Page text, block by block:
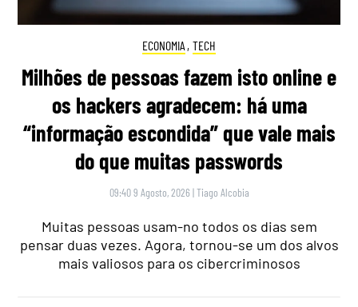
ECONOMIA , TECH
Milhões de pessoas fazem isto online e
os hackers agradecem: há uma
“informação escondida” que vale mais
do que muitas passwords
09:40 9 Agosto, 2026 |Tiago Alcobia
Muitas pessoas usam-no todos os dias sem
pensar duas vezes. Agora, tornou-se um dos alvos
mais valiosos para os cibercriminosos